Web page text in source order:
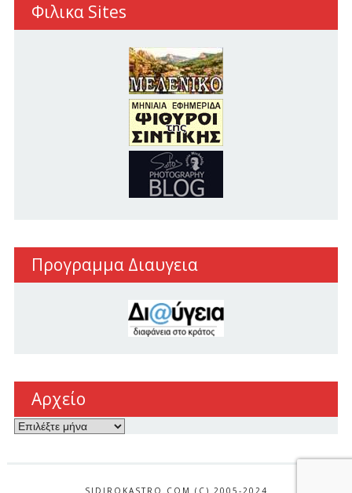
Φιλικα Sites
Προγραμμα Διαυγεια
Αρχείο
Αρχείο